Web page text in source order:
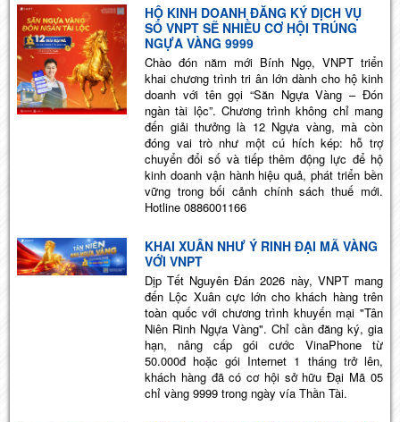
HỘ KINH DOANH ĐĂNG KÝ DỊCH VỤ
SỐ VNPT SẼ NHIỀU CƠ HỘI TRÚNG
NGỰA VÀNG 9999
Chào đón năm mới Bính Ngọ, VNPT triển
khai chương trình tri ân lớn dành cho hộ kinh
doanh với tên gọi “Săn Ngựa Vàng – Đón
ngàn tài lộc”. Chương trình không chỉ mang
đến giải thưởng là 12 Ngựa vàng, mà còn
đóng vai trò như một cú hích kép: hỗ trợ
chuyển đổi số và tiếp thêm động lực để hộ
kinh doanh vận hành hiệu quả, phát triển bền
vững trong bối cảnh chính sách thuế mới.
Hotline 0886001166
KHAI XUÂN NHƯ Ý RINH ĐẠI MÃ VÀNG
VỚI VNPT
Dịp Tết Nguyên Đán 2026 này, VNPT mang
đến Lộc Xuân cực lớn cho khách hàng trên
toàn quốc với chương trình khuyến mại "Tân
Niên Rinh Ngựa Vàng". Chỉ cần đăng ký, gia
hạn, nâng cấp gói cước VinaPhone từ
50.000đ hoặc gói Internet 1 tháng trở lên,
khách hàng đã có cơ hội sở hữu Đại Mã 05
chỉ vàng 9999 trong ngày vía Thần Tài.